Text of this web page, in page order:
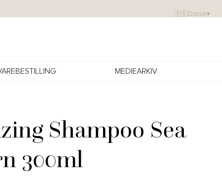
🇩🇰Dansk▾
MEDIEARKIV
Shampoo Sea
300ml